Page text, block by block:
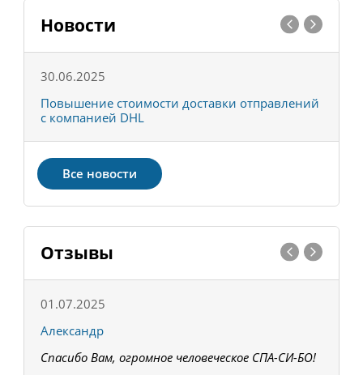
Новости
30.06.2025
Повышение стоимости доставки отправлений
с компанией DHL
Все новости
Отзывы
01.07.2025
Александр
Спасибо Вам, огромное человеческое СПА-СИ-БО!